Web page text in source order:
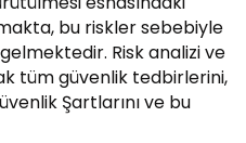
bu riskler sebebiyle
Risk analizi ve
tüm güvenlik tedbirlerini,
Şartlarını ve bu